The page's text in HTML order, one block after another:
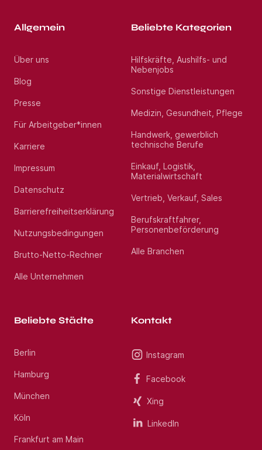
Allgemein
Über uns
Blog
Presse
Für Arbeitgeber*innen
Karriere
Impressum
Datenschutz
Barrierefreiheitserklärung
Nutzungsbedingungen
Brutto-Netto-Rechner
Alle Unternehmen
Beliebte Kategorien
Hilfskräfte, Aushilfs- und
Nebenjobs
Sonstige Dienstleistungen
Medizin, Gesundheit, Pflege
Handwerk, gewerblich
technische Berufe
Einkauf, Logistik,
Materialwirtschaft
Vertrieb, Verkauf, Sales
Berufskraftfahrer,
Personenbeförderung
Alle Branchen
Beliebte Städte
Berlin
Hamburg
München
Köln
Frankfurt am Main
Kontakt
Instagram
Facebook
Xing
LinkedIn